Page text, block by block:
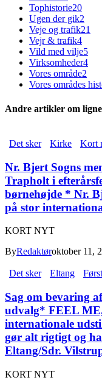
Tophistorie20
Ugen der gik2
Veje og trafik21
Vejr & trafik4
Vild med vilje5
Virksomheder4
Vores område2
Vores områdes
Andre artikler om
Det sker Kirke Kort
Nr. Bjert Sogns
Trapholt i
børnehøjde * Nr.
på stor
KORT NYT
ByRedaktøroktober 11,
Det sker Eltang
Sag om bevaring
udvalg* FEEL
internationale
gør alt rigtigt og
Eltang/Sdr.
KORT NYT